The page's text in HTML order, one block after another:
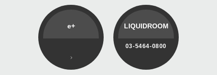
e+ LIQUIDROOM
03-5464-0800